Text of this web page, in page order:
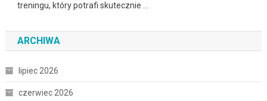
treningu, który potrafi skutecznie …
ARCHIWA
lipiec 2026
czerwiec 2026